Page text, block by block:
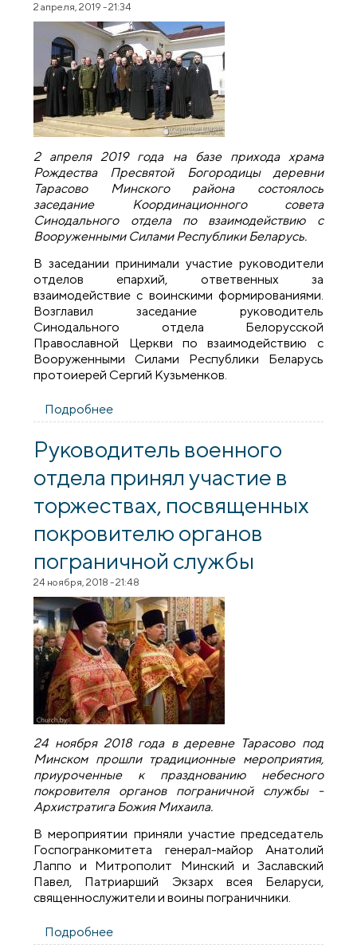
2 апреля, 2019 - 21:34
2 апреля 2019 года на базе прихода храма
Рождества Пресвятой Богородицы деревни
Тарасово Минского района состоялось
заседание Координационного совета
Синодального отдела по взаимодействию с
Вооруженными Силами Республики Беларусь.
В заседании принимали участие руководители
отделов епархий, ответвенных за
взаимодействие с воинскими формированиями.
Возглавил заседание руководитель
Синодального отдела Белорусской
Православной Церкви по взаимодействию с
Вооруженными Силами Республики Беларусь
протоиерей Сергий Кузьменков.
Подробнее
Синодального отдела по
Силами РБ
Руководитель военного
отдела принял участие в
торжествах, посвященных
покровителю органов
пограничной службы
24 ноября, 2018 - 21:48
24 ноября 2018 года в деревне Тарасово под
Минском прошли традиционные мероприятия,
приуроченные к празднованию небесного
покровителя органов пограничной службы -
Архистратига Божия Михаила.
В мероприятии приняли участие председатель
Госпогранкомитета генерал-майор Анатолий
Лаппо и Митрополит Минский и Заславский
Павел, Патриарший Экзарх всея Беларуси,
священнослужители и воины пограничники.
Подробнее